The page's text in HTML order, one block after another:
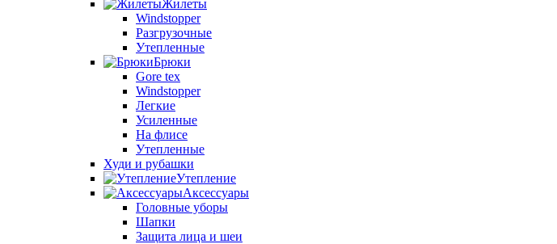
Жилеты
Windstopper
Разгрузочные
Утепленные
Брюки
Gore tex
Windstopper
Легкие
Усиленные
На флисе
Утепленные
Худи и рубашки
Утепление
Аксессуары
Головные уборы
Шапки
Защита лица и шеи